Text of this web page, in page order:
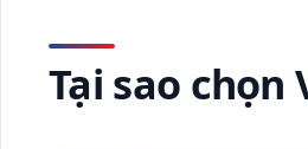
Tại sao chọn